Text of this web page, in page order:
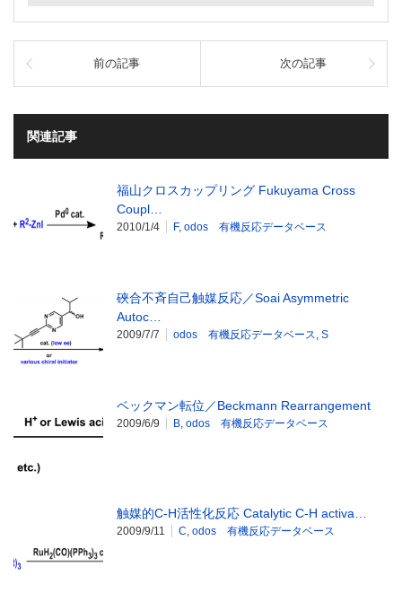
前の記事 次の記事
関連記事
福山クロスカップリング Fukuyama Cross
Coupl…
2010/1/4 F, odos 有機反応データベース
硤合不斉自己触媒反応／Soai Asymmetric
Autoc…
2009/7/7 odos 有機反応データベース, S
ベックマン転位／Beckmann Rearrangement
2009/6/9 B, odos 有機反応データベース
触媒的C-H活性化反応 Catalytic C-H activa…
2009/9/11 C, odos 有機反応データベース